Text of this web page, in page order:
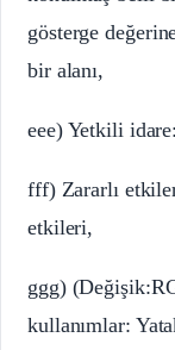
gösterge
bir alanı,
eee) Yetkili
fff) Zararlı
etkileri,
ggg)
kullanımlar: